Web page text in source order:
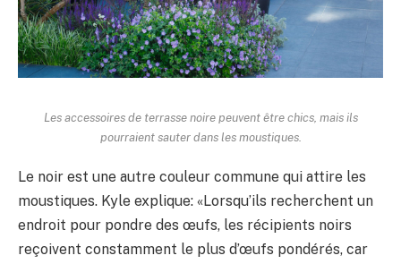
Les accessoires de terrasse noire peuvent être chics, mais ils
pourraient sauter dans les moustiques.
Le noir est une autre couleur commune qui attire les
moustiques. Kyle explique: «Lorsqu’ils recherchent un
endroit pour pondre des œufs, les récipients noirs
reçoivent constamment le plus d’œufs pondérés, car